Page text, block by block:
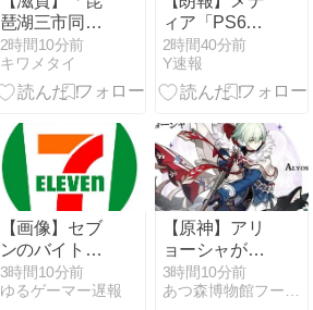
琶湖三市同時
花火」開催中
止を発表 今後
の対応は「法
相談を行いな
がら」3市が
関与否定
2時間10分前
キワメタイ
ィア「PS6は
PS5の2倍超の
性能に」
2時間40分前
Y速報
【画像】セブ
ンのバイト
「AIにちいか
わの画像を食
3時間10分前
ゆるゲーマー遅報
【原神】アリ
ョーシャが弱
いのか八重が
強すぎるの
3時間10分前
あつ森博物館フータまとめ